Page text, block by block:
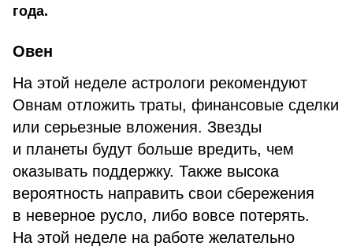
года.
Овен
На этой неделе астрологи рекомендуют
Овнам отложить траты, финансовые сделки
или серьезные вложения. Звезды
и планеты будут больше вредить, чем
оказывать поддержку. Также высока
вероятность направить свои сбережения
в неверное русло, либо вовсе потерять.
На этой неделе на работе желательно